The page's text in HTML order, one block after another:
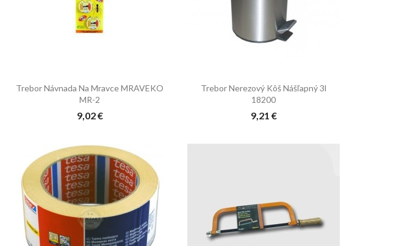
 Rýchly náhľad
Trebor Návnada Na Mravce MRAVEKO
MR-2
9,02 €
 Rýchly náhľad
Trebor Nerezový Kôš Nášľapný 3l
18200
9,21 €